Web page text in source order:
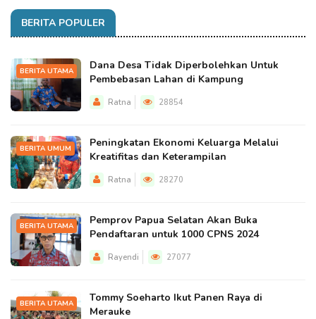
BERITA POPULER
BERITA UTAMA
Dana Desa Tidak Diperbolehkan Untuk
Pembebasan Lahan di Kampung
Ratna 28854
BERITA UMUM
Peningkatan Ekonomi Keluarga Melalui
Kreatifitas dan Keterampilan
Ratna 28270
BERITA UTAMA
Pemprov Papua Selatan Akan Buka
Pendaftaran untuk 1000 CPNS 2024
Rayendi 27077
BERITA UTAMA
Tommy Soeharto Ikut Panen Raya di
Merauke